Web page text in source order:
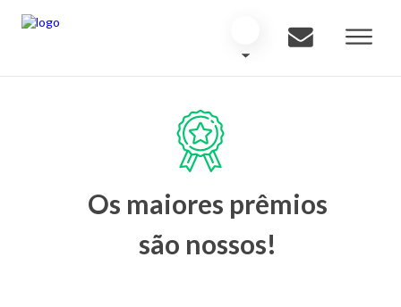
Os maiores prêmios
são nossos!